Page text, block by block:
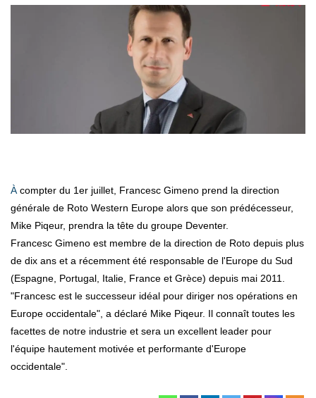
À compter du 1er juillet, Francesc Gimeno prend la direction
générale de Roto Western Europe alors que son prédécesseur,
Mike Piqeur, prendra la tête du groupe Deventer.
Francesc Gimeno est membre de la direction de Roto depuis plus
de dix ans et a récemment été responsable de l'Europe du Sud
(Espagne, Portugal, Italie, France et Grèce) depuis mai 2011.
"Francesc est le successeur idéal pour diriger nos opérations en
Europe occidentale", a déclaré Mike Piqeur. Il connaît toutes les
facettes de notre industrie et sera un excellent leader pour
l'équipe hautement motivée et performante d'Europe
occidentale".